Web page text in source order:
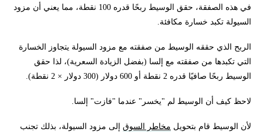
في هذه الصفقة، حقق الوسيط ربحًا قدره 100 نقطة، مما يعني أن مزود
السيولة تكبد خسارة مكافئة.
الربح الذي حققه الوسيط من صفقته مع مزود السيولة يتجاوز الخسارة
التي تكبدها من صفقته مع إلسا (بفضل الزيادة السعرية)، لذا حقق
الوسيط ربحًا صافيًا قدره 2 نقطة أو 600 دولار (300 دولار × 2 نقطة).
لاحظ كيف أن الوسيط لم "يخسر" عندما "فازت" إلسا.
لأن الوسيط قام بتحويل مخاطر السوق إلى مزود السيولة، بذلك تجنب